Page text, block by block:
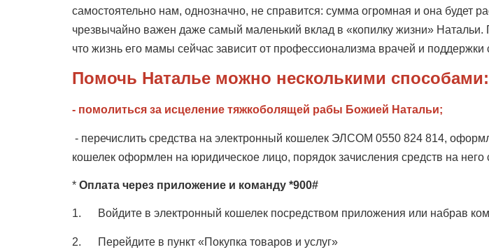
самостоятельно нам, однозначно, не справится: сумма огромная и она будет
чрезвычайно важен даже самый маленький вклад в «копилку жизни»
что жизнь его мамы сейчас зависит от профессионализма врачей и
Помочь Наталье можно несколькими способами:
- помолиться за исцеление тяжкоболящей рабы Божией Натальи;
- перечислить средства на электронный кошелек ЭЛСОМ 0550 824 814,
кошелек оформлен на юридическое лицо, порядок зачисления средств на
* Оплата через приложение и команду *900#
1. Войдите в электронный кошелек посредством приложения или набрав
2. Перейдите в пункт «Покупка товаров и услуг»